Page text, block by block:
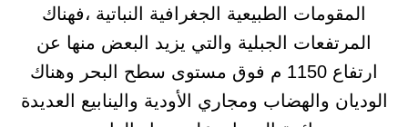
المقومات الطبيعية الجغرافية النباتية ،فهناك
المرتفعات الجبلية والتي يزيد البعض منها عن
ارتفاع 1150 م فوق مستوى سطح البحر وهناك
الوديان والهضاب ومجاري الأودية والينابيع العديدة